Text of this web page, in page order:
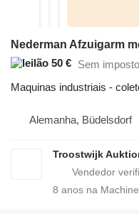
Nederman Afzuigarm
50 € Sem
Maquinas industriais -
Alemanha, Büdelsdorf
Troostwijk
8 anos na